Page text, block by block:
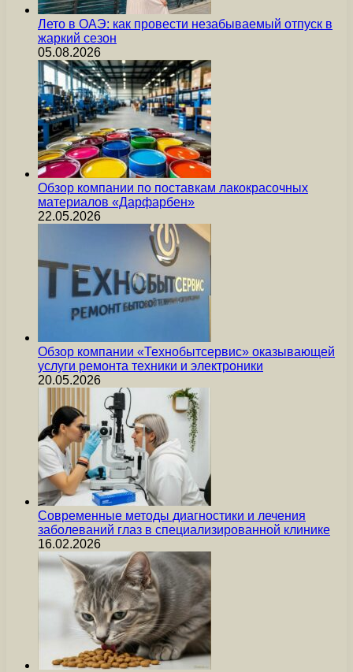
Лето в ОАЭ: как провести незабываемый отпуск в
жаркий сезон
05.08.2026
Обзор компании по поставкам лакокрасочных
материалов «Дарфарбен»
22.05.2026
Обзор компании «Технобытсервис» оказывающей
услуги ремонта техники и электроники
20.05.2026
Современные методы диагностики и лечения
заболеваний глаз в специализированной клинике
16.02.2026